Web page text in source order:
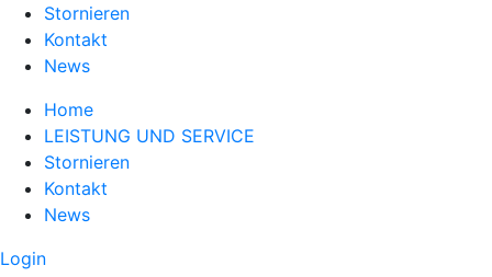
Stornieren
Kontakt
News
Home
LEISTUNG UND SERVICE
Stornieren
Kontakt
News
Login